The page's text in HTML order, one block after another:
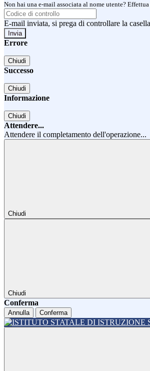
Non hai una e-mail associata al nome utente?
E-mail inviata, si prega di controllare la
Errore
Chiudi
Successo
Chiudi
Informazione
Chiudi
Attendere...
Attendere il completamento dell'operazione...
Chiudi
Chiudi
Conferma
Annulla Conferma